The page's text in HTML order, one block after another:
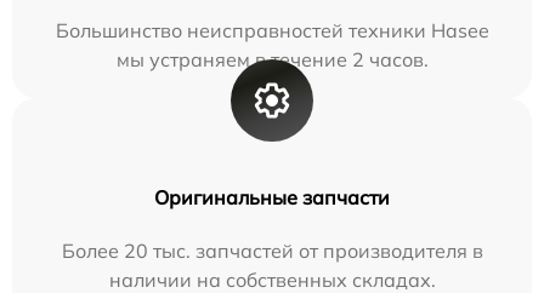
Большинство неисправностей техники Hasee
мы устраняем в течение 2 часов.
Оригинальные запчасти
Более 20 тыс. запчастей от производителя в
наличии на собственных складах.